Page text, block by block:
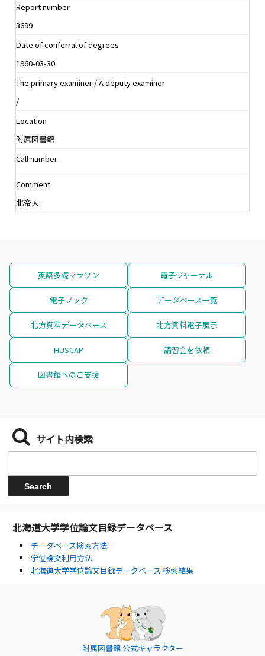
Report number
3699
Date of conferral of degrees
1960-03-30
The primary examiner / A deputy examiner
/
Location
附属図書館
Call number
Comment
北帝大
英語多読マラソン 電子ジャーナル
電子ブック データベース一覧
北方資料データベース 北方資料電子展示
HUSCAP 講習会を依頼
図書館へのご支援
サイト内検索
北海道大学学位論文目録データベース
データベース検索方法
学位論文利用方法
北海道大学学位論文目録データベース 検索結果
附属図書館 公式キャラクター